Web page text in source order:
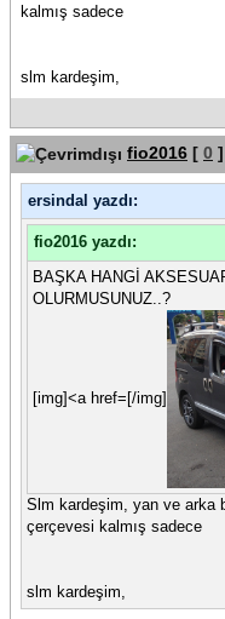
kalmış sadece
slm kardeşim,
fio2016 [ 0 ]
ersindal yazdı:
fio2016 yazdı:
BAŞKA HANGİ
OLURMUSUNUZ..?
[img]<a href=[/img]
Slm kardeşim, yan ve arka
çerçevesi kalmış sadece
slm kardeşim,